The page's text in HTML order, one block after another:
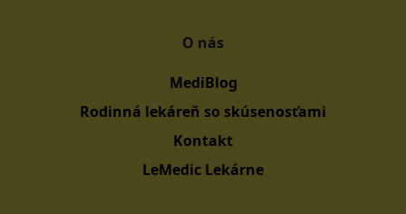
O nás
MediBlog
Rodinná lekáreň so skúsenosťami
Kontakt
LeMedic Lekárne